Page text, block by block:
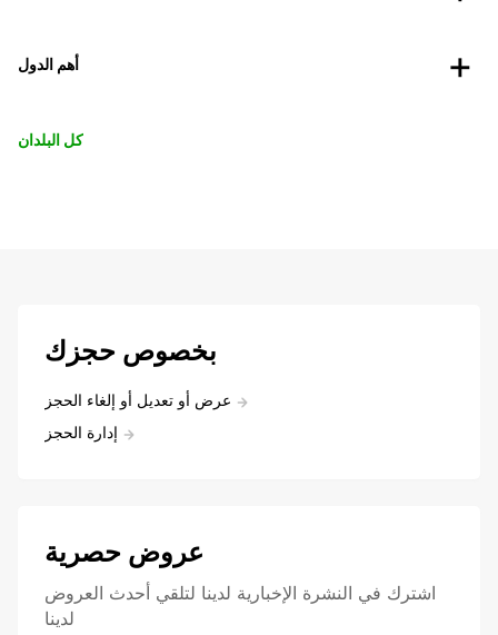
أهم الدول
كل البلدان
بخصوص حجزك
عرض أو تعديل أو إلغاء الحجز
إدارة الحجز
عروض حصرية
اشترك في النشرة الإخبارية لدينا لتلقي أحدث العروض
لدينا